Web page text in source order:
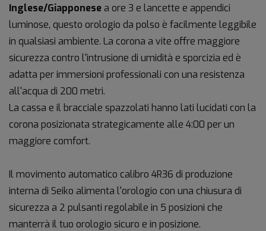
Inglese/Giapponesea ore 3 e lancette e appendici
luminose, questo orologio da polso è facilmente leggibile
in qualsiasi ambiente. La corona a vite offre maggiore
sicurezza contro l'intrusione di umidità e sporcizia ed è
adatta per immersioni professionali con una resistenza
all'acqua di 200 metri.
La cassa e il bracciale spazzolati hanno lati lucidati con la
corona posizionata strategicamente alle 4:00 per un
maggiore comfort.
Il movimento automatico calibro 4R36 di produzione
interna di Seiko alimenta l'orologio con una chiusura di
sicurezza a 2 pulsanti regolabile in 5 posizioni che
manterrà il tuo orologio sicuro e in posizione.